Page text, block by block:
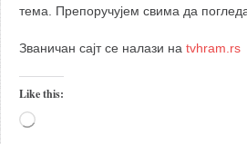
тема. Препоручујем свима да
Званичан сајт се налази на tvhram.rs
Like this:
Loading…